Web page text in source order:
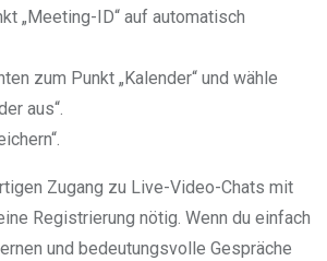
„Meeting-ID“ auf automatisch
zum Punkt „Kalender“ und wähle
aus“.
Zugang zu Live-Video-Chats mit
Registrierung nötig. Wenn du einfach
und bedeutungsvolle Gespräche